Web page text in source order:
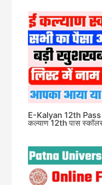
E-Kalyan 12th
कल्याण 12th पास